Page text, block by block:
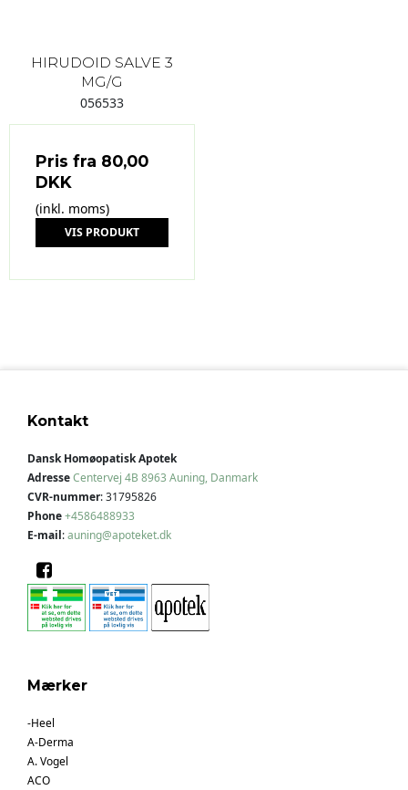
HIRUDOID SALVE 3
MG/G
056533
Pris fra 80,00
DKK
(inkl. moms)
VIS PRODUKT
Kontakt
Dansk Homøopatisk Apotek
AdresseCentervej 4B 8963 Auning, Danmark
CVR-nummer:31795826
Phone+4586488933
E-mail:auning@apoteket.dk
Mærker
-Heel
A-Derma
A. Vogel
ACO